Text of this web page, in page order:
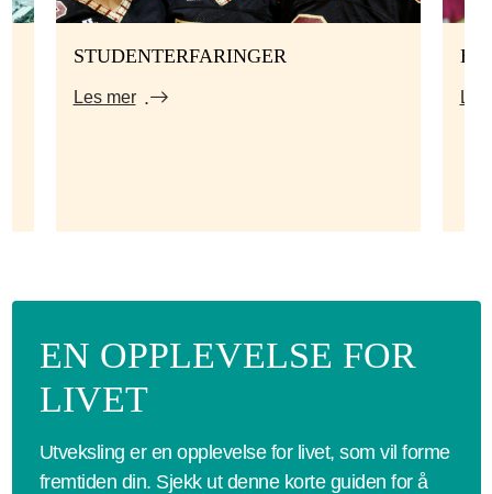
STUDENTERFARINGER
Les mer
EN OPPLEVELSE FOR
LIVET
Utveksling er en opplevelse for livet, som vil forme
fremtiden din. Sjekk ut denne korte guiden for å